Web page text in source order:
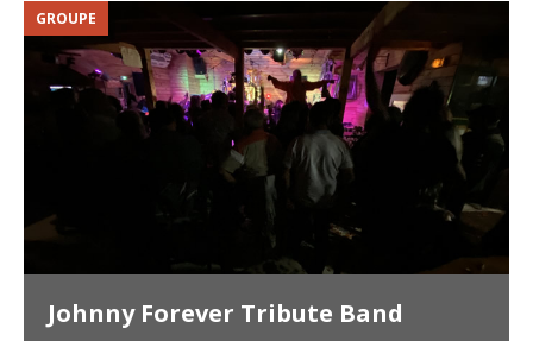
GROUPE
Johnny Forever Tribute Band